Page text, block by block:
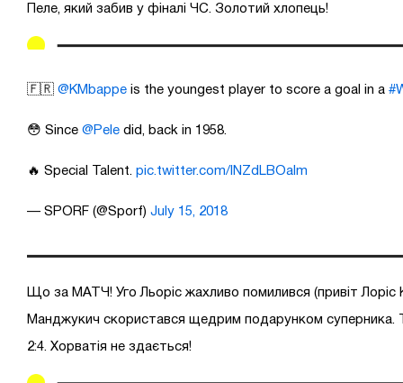
Пеле, який забив у фіналі ЧС. Золотий хлопець!
🇫🇷 @KMbappe is the youngest player to score a goal in a
😳 Since @Pele did, back in 1958.
🔥 Special Talent. pic.twitter.com/INZdLBOalm
— SPORF (@Sporf) July 15, 2018
Що за МАТЧ! Уго Льоріс жахливо помилився (привіт Лоріс
Манджукич скористався щедрим подарунком суперника.
2:4. Хорватія не здається!